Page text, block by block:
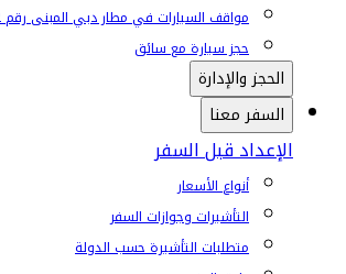
مواقف السيارات في مطار دبي المبنى رقم 2
حجز سيارة مع سائق
الحجز والإدارة
السفر معنا
الإعداد قبل السفر
أنواع الأسعار
التأشيرات وجوازات السفر
متطلبات التأشيرة حسب الدولة